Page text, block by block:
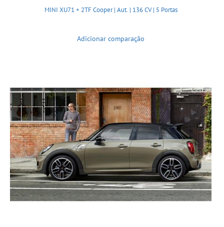
MINI XU71 + 2TF Cooper | Aut. | 136 CV | 5 Portas
Adicionar comparação